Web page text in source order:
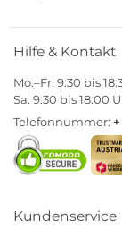
Hilfe & Kontakt
Mo.–Fr. 9:30 bis
Sa. 9:30 bis 18:00
Telefonnummer:
Kundenservice